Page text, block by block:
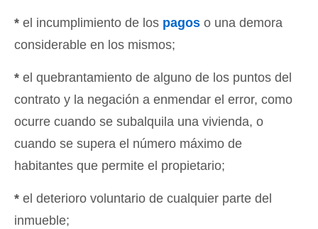
* el incumplimiento de los pagos o una demora
considerable en los mismos;
* el quebrantamiento de alguno de los puntos del
contrato y la negación a enmendar el error, como
ocurre cuando se subalquila una vivienda, o
cuando se supera el número máximo de
habitantes que permite el propietario;
* el deterioro voluntario de cualquier parte del
inmueble;